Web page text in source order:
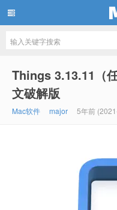
Things 3.13.11（
文破解版
Mac软件 major 5年前